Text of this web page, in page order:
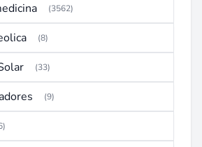
(3562)
(8)
(33)
(9)